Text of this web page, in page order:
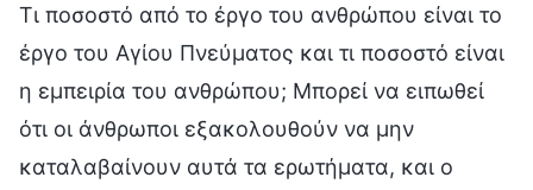
Τι ποσοστό από το έργο του ανθρώπου είναι το
έργο του Αγίου Πνεύματος και τι ποσοστό είναι
η εμπειρία του ανθρώπου; Μπορεί να ειπωθεί
ότι οι άνθρωποι εξακολουθούν να μην
καταλαβαίνουν αυτά τα ερωτήματα, και ο